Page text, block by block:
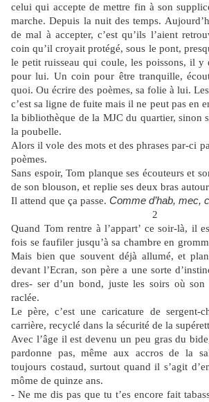
celui qui accepte de mettre fin à son
marche. Depuis la nuit des temps.
de mal à accepter, c’est qu’ils l’aient
coin qu’il croyait protégé, sous le pont,
le petit ruisseau qui coule, les poissons, il y
pour lui. Un coin pour être tranquille,
quoi. Ou écrire des poèmes, sa folie à lui.
c’est sa ligne de fuite mais il ne peut pas en
la bibliothèque de la MJC du quartier, sinon
la poubelle.
Alors il vole des mots et des phrases par-ci
poèmes.
Sans espoir, Tom planque ses écouteurs et
de son blouson, et replie ses deux bras
Il attend que ça passe. Comme d’hab, mec,
2
Quand Tom rentre à l’appart’ ce soir-là, il
fois se faufiler jusqu’à sa chambre en
Mais bien que souvent déjà allumé, et
devant l’Ecran, son père a une sorte
dres- ser d’un bond, juste les soirs où son
raclée.
Le père, c’est une caricature de sergent-
carrière, recyclé dans la sécurité de la
Avec l’âge il est devenu un peu gras du
pardonne pas, même aux accros de la
toujours costaud, surtout quand il s’agit
môme de quinze ans.
- Ne me dis pas que tu t’es encore fait